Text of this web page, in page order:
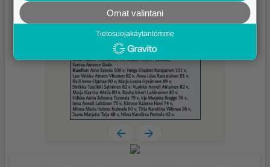
Omat valintani
Tietosuojakäytäntömme